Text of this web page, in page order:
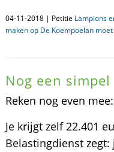
04-11-2018 | Petitie Lampions
maken op De Koempoelan
Nog een
Reken nog even mee:
Je krijgt zelf 22.401
Belastingdienst